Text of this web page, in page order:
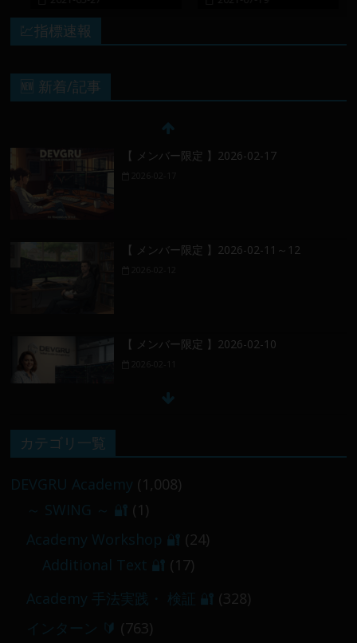
💹指標速報
🆕 新着/記事
【 メンバー限定 】2026-02-17
【 メンバー限定 】2026-02-11～12
【 メンバー限定 】2026-02-10
／
【 メンバー限定 】2026-03-05～06
カテゴリ一覧
DEVGRU Academy (1,008)
～ SWING ～ 🔐 (1)
Academy Workshop 🔐 (24)
Additional Text 🔐 (17)
Academy 手法実践・ 検証 🔐 (328)
インターン 🔰 (763)